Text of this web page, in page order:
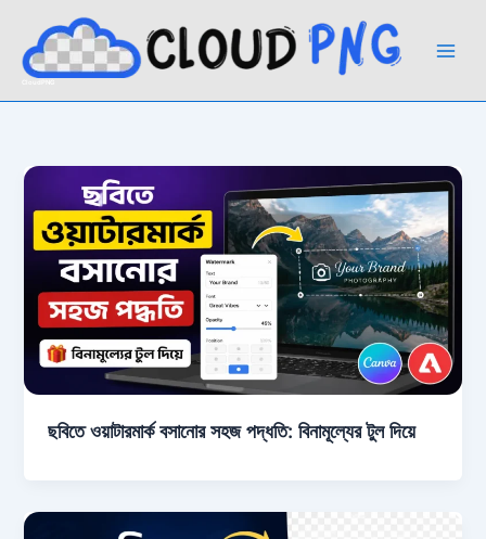
content
ছবিতে ওয়াটারমার্ক বসানোর সহজ পদ্ধতি: বিনামূল্যের টুল দিয়ে